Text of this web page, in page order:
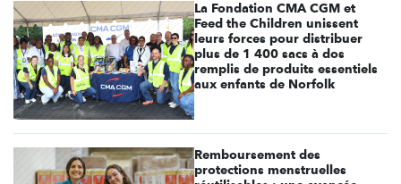
La Fondation CMA CGM et
Feed the Children unissent
leurs forces pour distribuer
plus de 1 400 sacs à dos
remplis de produits essentiels
aux enfants de Norfolk
Remboursement des
protections menstruelles